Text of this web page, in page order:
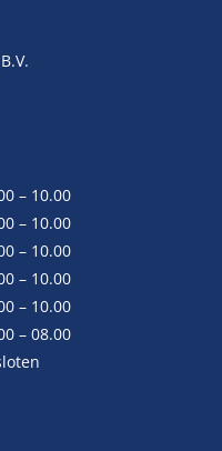
– 10.00
– 10.00
– 10.00
– 10.00
– 10.00
– 08.00